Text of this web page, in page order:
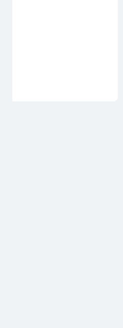
всё понятно
составил план
Администраторы
оперативно помогли
процедуры. Было бы
дополнительных
а не вносили в чек
целом очень приятное